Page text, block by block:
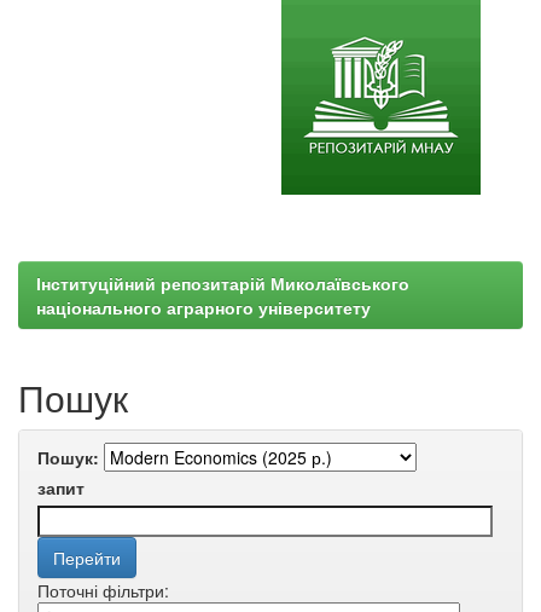
Інституційний репозитарій Миколаївського
національного аграрного університету
Пошук
Пошук:
запит
Поточні фільтри: